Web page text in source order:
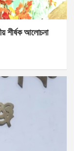
শীর্ষক আলোচনা